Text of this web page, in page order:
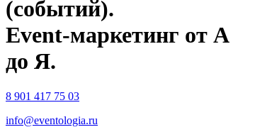
(событий).
Event-маркетинг от А
до Я.
8 901 417 75 03
info@eventologia.ru